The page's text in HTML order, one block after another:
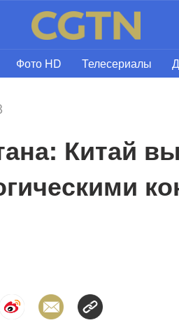
Фото HD Телесериалы
Китай